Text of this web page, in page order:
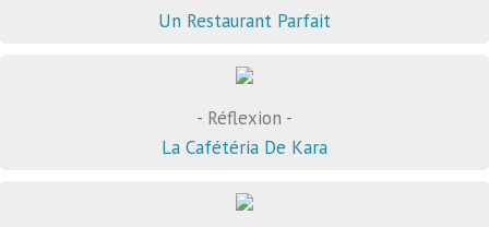
Un Restaurant Parfait
- Réflexion -
La Cafétéria De Kara